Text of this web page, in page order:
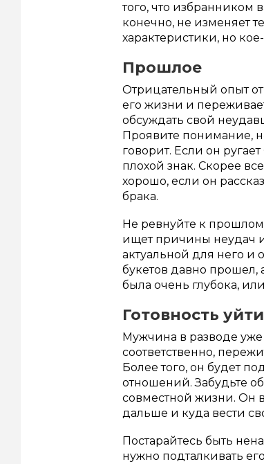
того, что избранником
конечно, не изменяет
характеристики, но
Прошлое
Отрицательный опыт
его жизни и
обсуждать свой
Проявите понимание,
говорит. Если он
плохой знак. Скорее
хорошо, если он
брака.
Не ревнуйте к
ищет причины неудач и
актуальной для него
букетов давно прошел,
была очень глубока,
Готовность уйти
Мужчина в разводе
соответственно,
Более того, он будет
отношений. Забудьте
совместной жизни. Он
дальше и куда вести
Постарайтесь быть
нужно подталкивать